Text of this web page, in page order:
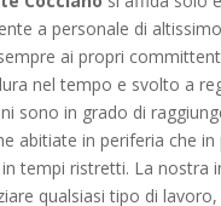
a personale di
ai propri
nel tempo e svolto a
sono in grado di
abitiate in periferia che
tempi ristretti. La nostra
qualsiasi tipo di lavoro,